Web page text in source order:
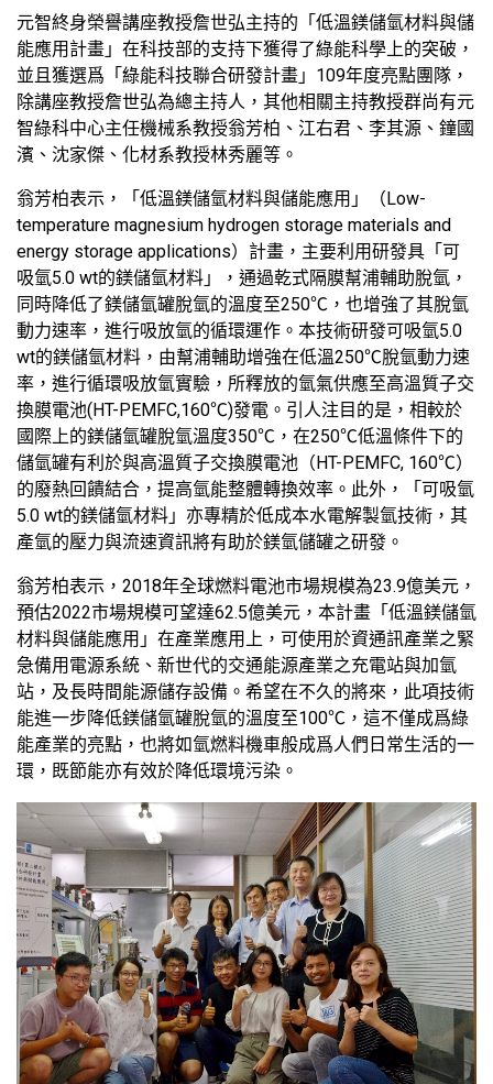
元智終身榮譽講座教授詹世弘主持的「低溫鎂儲氫材料與儲
能應用計畫」在科技部的支持下獲得了綠能科學上的突破，
並且獲選爲「綠能科技聯合研發計畫」109年度亮點團隊，
除講座教授詹世弘為總主持人，其他相關主持教授群尚有元
智綠科中心主任機械系教授翁芳柏、江右君、李其源、鐘國
濱、沈家傑、化材系教授林秀麗等。
翁芳柏表示，「低溫鎂儲氫材料與儲能應用」（Low-
temperature magnesium hydrogen storage materials and
energy storage applications）計畫，主要利用研發具「可
吸氫5.0 wt的鎂儲氫材料」，通過乾式隔膜幫浦輔助脫氫，
同時降低了鎂儲氫罐脫氫的溫度至250℃，也增強了其脫氫
動力速率，進行吸放氫的循環運作。本技術研發可吸氫5.0
wt的鎂儲氫材料，由幫浦輔助增強在低溫250℃脫氫動力速
率，進行循環吸放氫實驗，所釋放的氫氣供應至高溫質子交
換膜電池(HT-PEMFC,160℃)發電。引人注目的是，相較於
國際上的鎂儲氫罐脫氫溫度350℃，在250℃低溫條件下的
儲氫罐有利於與高溫質子交換膜電池（HT-PEMFC, 160℃）
的廢熱回饋結合，提高氫能整體轉換效率。此外，「可吸氫
5.0 wt的鎂儲氫材料」亦專精於低成本水電解製氫技術，其
產氫的壓力與流速資訊將有助於鎂氫儲罐之研發。
翁芳柏表示，2018年全球燃料電池市場規模為23.9億美元，
預估2022市場規模可望達62.5億美元，本計畫「低溫鎂儲氫
材料與儲能應用」在產業應用上，可使用於資通訊產業之緊
急備用電源系統、新世代的交通能源產業之充電站與加氫
站，及長時間能源儲存設備。希望在不久的將來，此項技術
能進一步降低鎂儲氫罐脫氫的溫度至100℃，這不僅成爲綠
能產業的亮點，也將如氫燃料機車般成爲人們日常生活的一
環，既節能亦有效於降低環境污染。